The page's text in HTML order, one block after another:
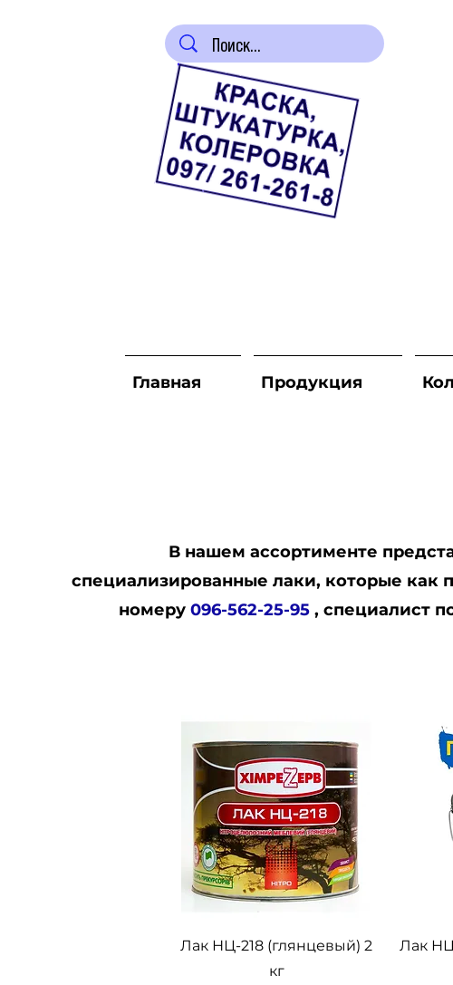
Главная Продукция
В нашем ассортименте
специализированные лаки, которые
номеру 096-562-25-95, специалист
Быстрый просмотр
Лак НЦ-218 (глянцевый) 2
кг
Лак